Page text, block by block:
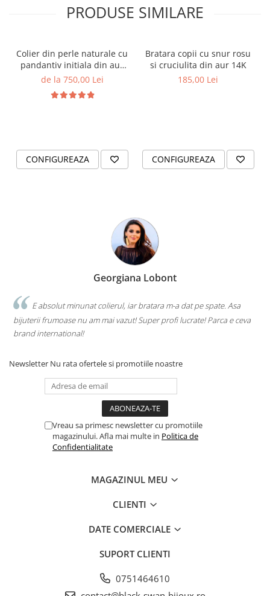
PRODUSE SIMILARE
Colier din perle naturale cu
pandantiv initiala din aur
14K si bilute din aur 14K de
de la 750,00 Lei
CONFIGUREAZA
Bratara copii cu snur rosu
si cruciulita din aur 14K
185,00 Lei
CONFIGUREAZA
Georgiana Lobont
E absolut minunat colierul, iar bratara m-a dat pe spate. Asa
bijuterii frumoase nu am mai vazut! Super profi lucrate! Parca e ceva
brand international!
Newsletter Nu rata ofertele si promotiile noastre
Vreau sa primesc newsletter cu promotiile
magazinului. Afla mai multe in Politica de
Confidentialitate
MAGAZINUL MEU
CLIENTI
DATE COMERCIALE
SUPORT CLIENTI
0751464610